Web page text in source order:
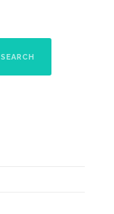
SEARCH